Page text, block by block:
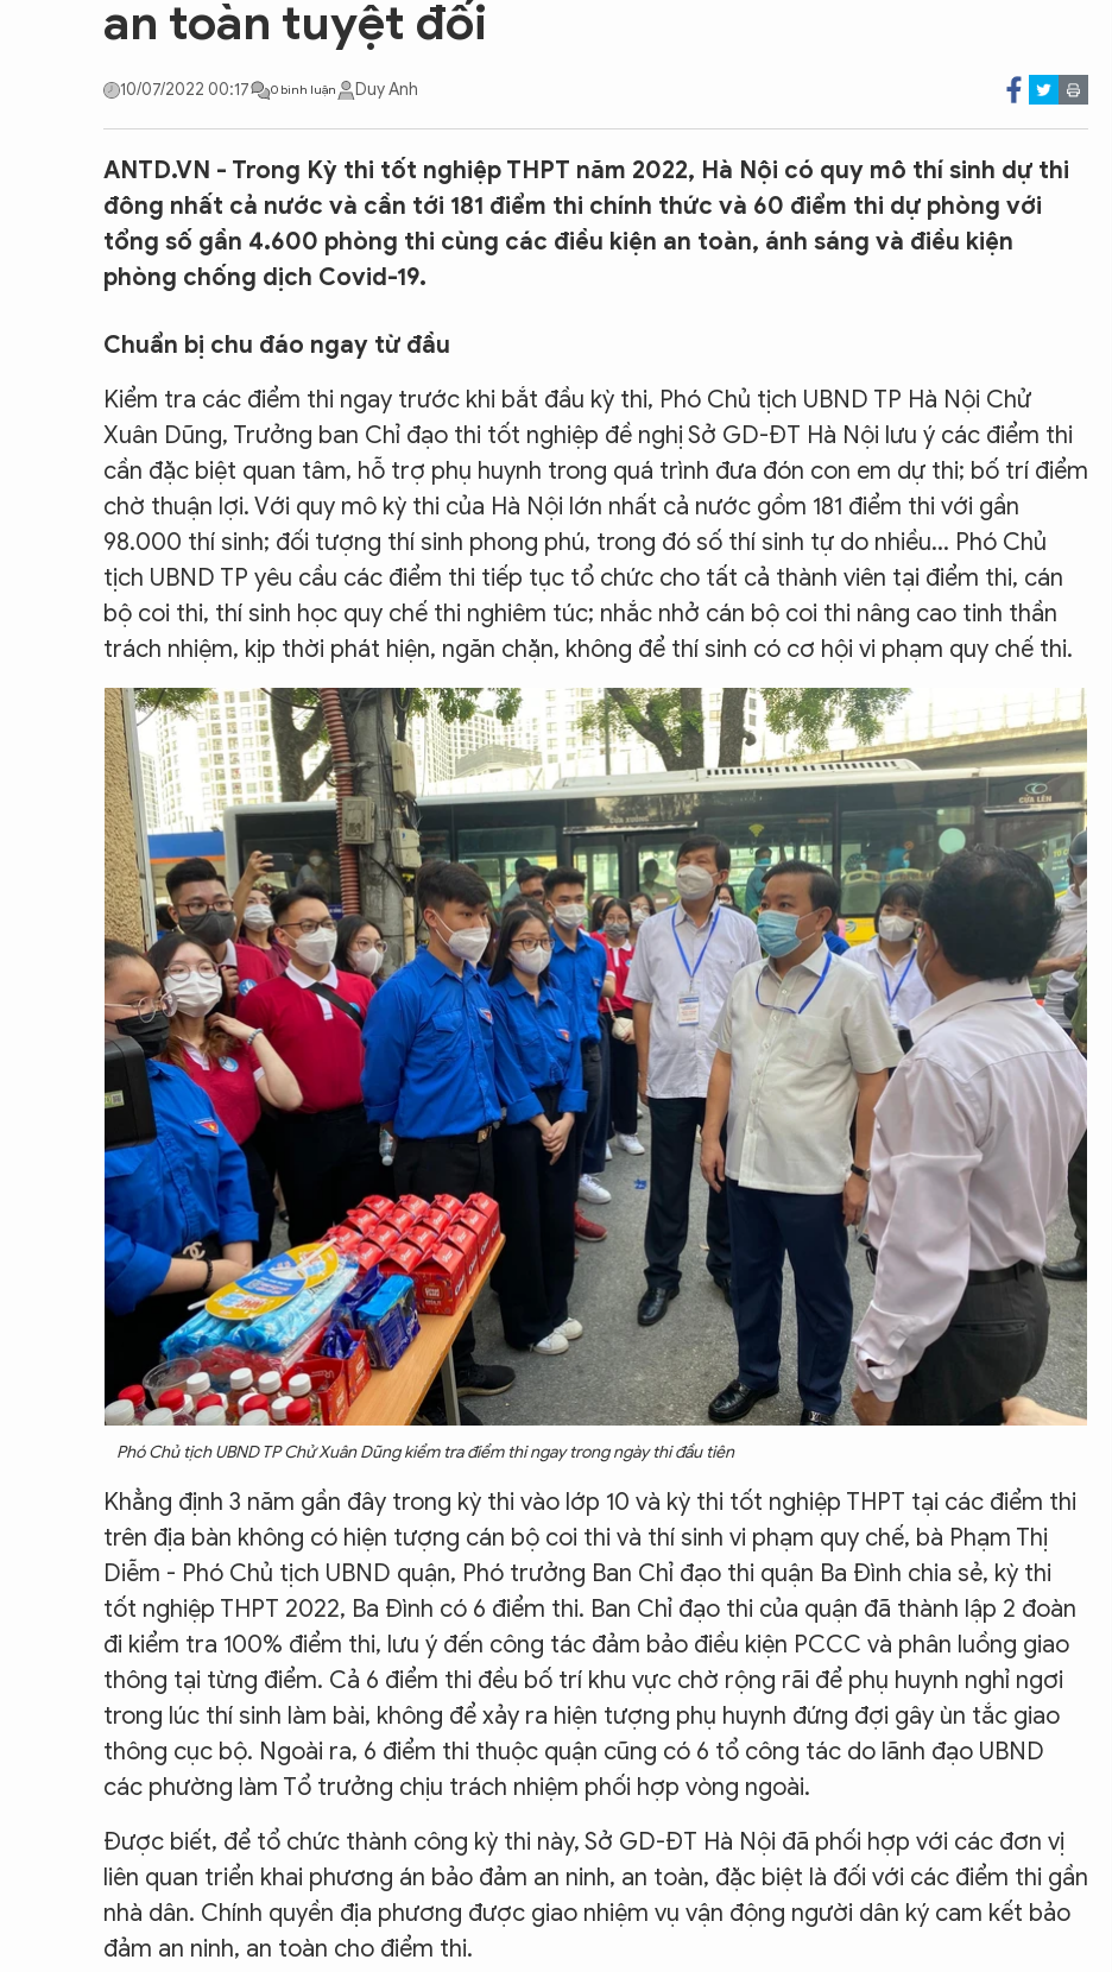
CON ĐƯỜNG KHỞI NGHIỆP
an toàn tuyệt đối
10/07/2022 00:17 0 bình luận Duy Anh
ANTD.VN - Trong Kỳ thi tốt nghiệp THPT năm 2022, Hà Nội có quy mô thí sinh dự thi
đông nhất cả nước và cần tới 181 điểm thi chính thức và 60 điểm thi dự phòng với
tổng số gần 4.600 phòng thi cùng các điều kiện an toàn, ánh sáng và điều kiện
phòng chống dịch Covid-19.
Chuẩn bị chu đáo ngay từ đầu
Kiểm tra các điểm thi ngay trước khi bắt đầu kỳ thi, Phó Chủ tịch UBND TP Hà Nội Chử
Xuân Dũng, Trưởng ban Chỉ đạo thi tốt nghiệp đề nghị Sở GD-ĐT Hà Nội lưu ý các điểm thi
cần đặc biệt quan tâm, hỗ trợ phụ huynh trong quá trình đưa đón con em dự thi; bố trí điểm
chờ thuận lợi. Với quy mô kỳ thi của Hà Nội lớn nhất cả nước gồm 181 điểm thi với gần
98.000 thí sinh; đối tượng thí sinh phong phú, trong đó số thí sinh tự do nhiều... Phó Chủ
tịch UBND TP yêu cầu các điểm thi tiếp tục tổ chức cho tất cả thành viên tại điểm thi, cán
bộ coi thi, thí sinh học quy chế thi nghiêm túc; nhắc nhở cán bộ coi thi nâng cao tinh thần
trách nhiệm, kịp thời phát hiện, ngăn chặn, không để thí sinh có cơ hội vi phạm quy chế thi.
Phó Chủ tịch UBND TP Chử Xuân Dũng kiểm tra điểm thi ngay trong ngày thi đầu tiên
Khẳng định 3 năm gần đây trong kỳ thi vào lớp 10 và kỳ thi tốt nghiệp THPT tại các điểm thi
trên địa bàn không có hiện tượng cán bộ coi thi và thí sinh vi phạm quy chế, bà Phạm Thị
Diễm - Phó Chủ tịch UBND quận, Phó trưởng Ban Chỉ đạo thi quận Ba Đình chia sẻ, kỳ thi
tốt nghiệp THPT 2022, Ba Đình có 6 điểm thi. Ban Chỉ đạo thi của quận đã thành lập 2 đoàn
đi kiểm tra 100% điểm thi, lưu ý đến công tác đảm bảo điều kiện PCCC và phân luồng giao
thông tại từng điểm. Cả 6 điểm thi đều bố trí khu vực chờ rộng rãi để phụ huynh nghỉ ngơi
trong lúc thí sinh làm bài, không để xảy ra hiện tượng phụ huynh đứng đợi gây ùn tắc giao
thông cục bộ. Ngoài ra, 6 điểm thi thuộc quận cũng có 6 tổ công tác do lãnh đạo UBND
các phường làm Tổ trưởng chịu trách nhiệm phối hợp vòng ngoài.
Được biết, để tổ chức thành công kỳ thi này, Sở GD-ĐT Hà Nội đã phối hợp với các đơn vị
liên quan triển khai phương án bảo đảm an ninh, an toàn, đặc biệt là đối với các điểm thi gần
nhà dân. Chính quyền địa phương được giao nhiệm vụ vận động người dân ký cam kết bảo
đảm an ninh, an toàn cho điểm thi.